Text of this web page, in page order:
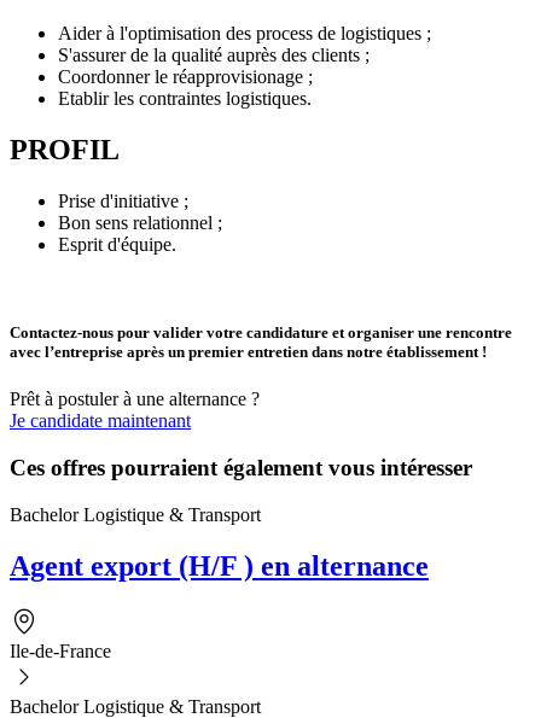
Aider à l'optimisation des process de logistiques ;
S'assurer de la qualité auprès des clients ;
Coordonner le réapprovisionage ;
Etablir les contraintes logistiques.
PROFIL
Prise d'initiative ;
Bon sens relationnel ;
Esprit d'équipe.
Contactez-nous pour valider votre candidature et organiser une rencontre
avec l’entreprise après un premier entretien dans notre établissement !
Prêt à postuler à une alternance ?
Je candidate maintenant
Ces offres pourraient également vous intéresser
Bachelor Logistique & Transport
Agent export (H/F ) en alternance
Ile-de-France
Bachelor Logistique & Transport